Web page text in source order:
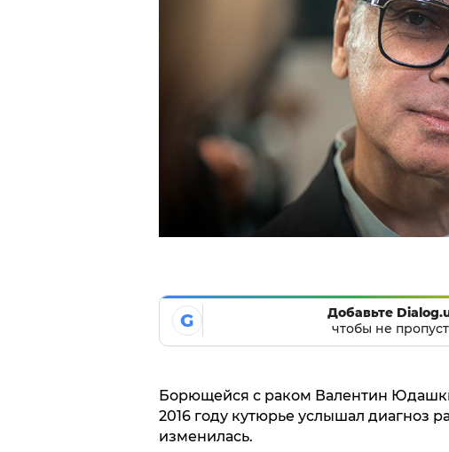
G
Добавьте
чтобы не
Борющейся с раком Валентин
2016 году кутюрье услышал диагноз
изменилась.